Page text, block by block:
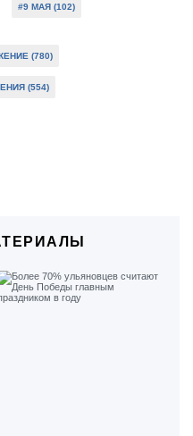
#9 МАЯ (102)
(780)
(554)